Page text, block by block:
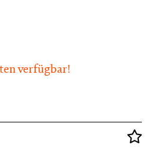
verfügbar!